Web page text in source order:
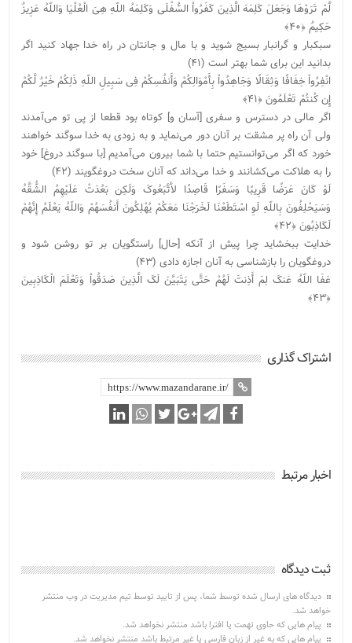
لَّمْ تَرَوْهَا وَجَعَلَ کَلِمَهَ الَّذِینَ کَفَرُواْ السُّفْلَى وَکَلِمَهُ اللّهِ هِیَ الْعُلْیَا وَاللّهُ عَزِیزٌ
حَکِیمٌ ﴿۴۰﴾
سبکبار و گرانبار بسیج ‏شوید و با مال و جانتان در راه خدا جهاد کنید اگر
بدانید این براى شما بهتر است (۴۱)
انْفِرُواْ خِفَافًا وَثِقَالًا وَجَاهِدُواْ بِأَمْوَالِکُمْ وَأَنفُسِکُمْ فِی سَبِیلِ اللّهِ ذَلِکُمْ خَیْرٌ لَّکُمْ
إِن کُنتُمْ تَعْلَمُونَ ﴿۴۱﴾
اگر مالى در دسترس و سفرى [آسان و] کوتاه بود قطعا از پى تو مى‌‏آمدند
ولى آن راه پر مشقت بر آنان دور مى‏‌نماید و به زودى به خدا سوگند خواهند
خورد که اگر مى‏‌توانستیم حتما با شما بیرون مى‏‌آمدیم [با سوگند دروغ] خود
را به هلاکت مى‏‌کشانند و خدا مى‌‏داند که آنان سخت دروغگویند (۴۲)
لَوْ کَانَ عَرَضًا قَرِیبًا وَسَفَرًا قَاصِدًا لاَّتَّبَعُوکَ وَلَکِن بَعُدَتْ عَلَیْهِمُ الشُّقَّهُ
وَسَیَحْلِفُونَ بِاللّهِ لَوِ اسْتَطَعْنَا لَخَرَجْنَا مَعَکُمْ یُهْلِکُونَ أَنفُسَهُمْ وَاللّهُ یَعْلَمُ إِنَّهُمْ
لَکَاذِبُونَ ﴿۴۲﴾
خدایت ببخشاید چرا پیش از آنکه [حال] راستگویان بر تو روشن شود و
دروغگویان را بازشناسى به آنان اجازه دادى (۴۳)
عَفَا اللّهُ عَنکَ لِمَ أَذِنتَ لَهُمْ حَتَّى یَتَبَیَّنَ لَکَ الَّذِینَ صَدَقُواْ وَتَعْلَمَ الْکَاذِبِینَ
﴿۴۳﴾
اشتراک گذاری
اخبار مرتبط
ثبت دیدگاه
دیدگاه های ارسال شده توسط شما، پس از تایید توسط تیم مدیریت در وب منتشر
خواهد شد.
پیام هایی که حاوی تهمت یا افترا باشد منتشر نخواهد شد.
پیام هایی که به غیر از زبان فارسی یا غیر مرتبط باشد منتشر نخواهد شد.